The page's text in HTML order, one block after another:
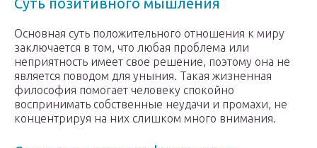
Суть позитивного мышления
Основная суть положительного отношения к миру
заключается в том, что любая проблема или
неприятность имеет свое решение, поэтому она не
является поводом для уныния. Такая жизненная
философия помогает человеку спокойно
воспринимать собственные неудачи и промахи, не
концентрируя на них слишком много внимания.